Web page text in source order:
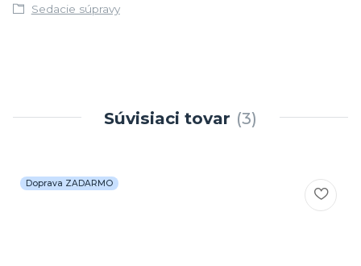
Sedacie súpravy
Súvisiaci tovar 3
Doprava ZADARMO